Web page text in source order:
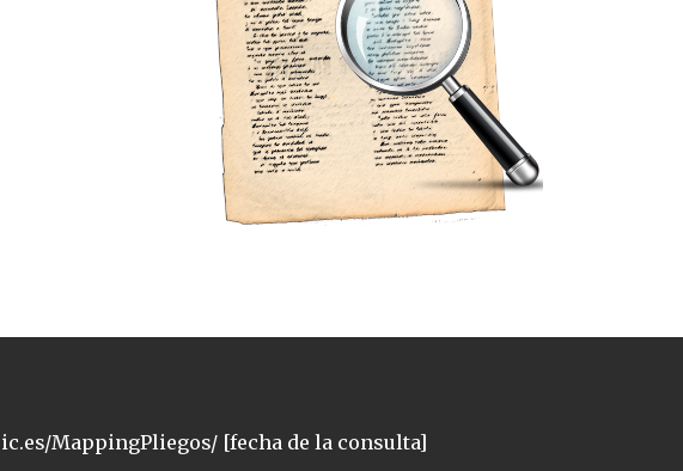
MappingPliegos/ [fecha de la consulta]